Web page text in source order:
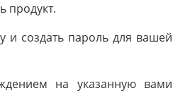
продукт.
и создать пароль для вашей
на указанную вами